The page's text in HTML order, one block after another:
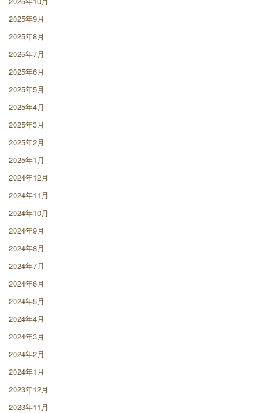
2025年9月
2025年8月
2025年7月
2025年6月
2025年5月
2025年4月
2025年3月
2025年2月
2025年1月
2024年12月
2024年11月
2024年10月
2024年9月
2024年8月
2024年7月
2024年6月
2024年5月
2024年4月
2024年3月
2024年2月
2024年1月
2023年12月
2023年11月